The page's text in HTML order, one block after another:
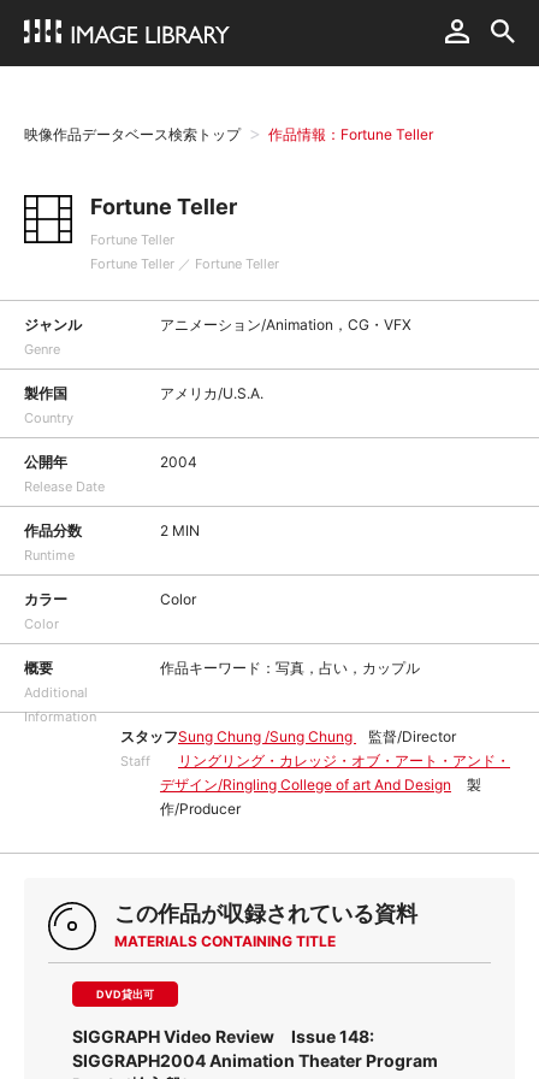
映像作品データベース検索トップ 作品情報：Fortune Teller
Fortune Teller
Fortune Teller
Fortune Teller ／ Fortune Teller
ジャンル
Genre
アニメーション/Animation，CG・VFX
製作国
Country
アメリカ/U.S.A.
公開年
Release Date
2004
作品分数
Runtime
2 MIN
カラー
Color
Color
概要
Additional
Information
作品キーワード：写真，占い，カップル
スタッフ
Staff
Sung Chung /Sung Chung
監督/Director
リングリング・カレッジ・オブ・アート・アンド・
デザイン/Ringling College of art And Design
製
作/Producer
この作品が収録されている資料
MATERIALS CONTAINING TITLE
DVD貸出可
SIGGRAPH Video Review Issue 148:
SIGGRAPH2004 Animation Theater Program